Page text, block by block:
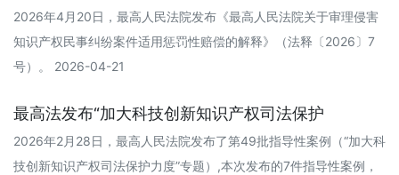
2026年4月20日，最高人民法院发布《最高人民法院关于审理侵害
知识产权民事纠纷案件适用惩罚性赔偿的解释》（法释〔2026〕7
号）。 2026-04-21
最高法发布“加大科技创新知识产权司法保护
2026年2月28日，最高人民法院发布了第49批指导性案例（“加大科
技创新知识产权司法保护力度”专题）,本次发布的7件指导性案例，